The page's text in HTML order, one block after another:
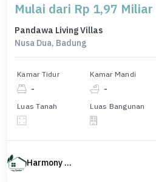
Mulai dari Rp 1,97 Miliar
Pandawa Living Villas
Nusa Dua, Badung
Kamar Tidur
-
Kamar Mandi
-
Luas Tanah Luas Bangunan
Harmony Property